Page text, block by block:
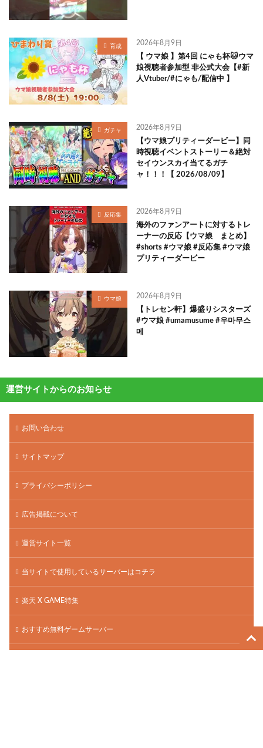
育成 2026年8月9日
【 ウマ娘 】第4回 にゃも杯🐱ウマ
娘視聴者参加型 非公式大会【#新
人Vtuber/#にゃも/配信中 】
ガチャ 2026年8月9日
【ウマ娘プリティーダービー】同
時視聴イベントストーリー＆絶対
セイウンスカイ当てるガチ
ャ！！！【 2026/08/09】
反応集 2026年8月9日
海外のファンアートに対するトレ
ーナーの反応【ウマ娘 まとめ】
#shorts #ウマ娘 #反応集 #ウマ娘
プリティーダービー
ウマ娘 2026年8月9日
【トレセン軒】爆盛りシスターズ
#ウマ娘 #umamusume #우마무스
메
運営サイトからのお知らせ
お問い合わせ
サイトマップ
プライバシーポリシー
広告掲載について
運営サイト一覧
当サイトで使用しているサーバーはコチラ
楽天 X GAME特集
おすすめ無料ゲームサーバー